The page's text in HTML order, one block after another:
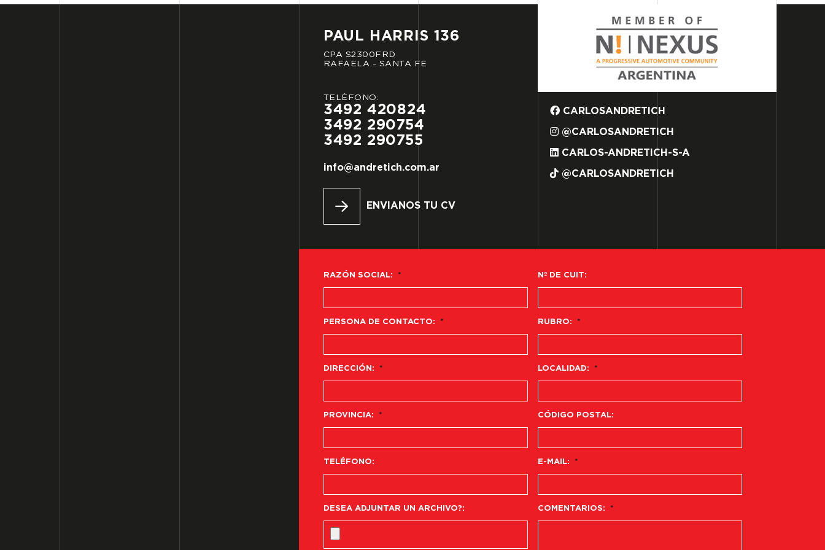
PAUL HARRIS 136
CPA S2300FRD
RAFAELA - SANTA FE
TELÉFONO:
3492 420824
3492 290754
3492 290755
info@andretich.com.ar
ENVIANOS TU CV
CARLOSANDRETICH
@CARLOSANDRETICH
CARLOS-ANDRETICH-S-A
@CARLOSANDRETICH
RAZÓN SOCIAL: * Nº DE CUIT:
PERSONA DE CONTACTO: * RUBRO: *
DIRECCIÓN: * LOCALIDAD: *
PROVINCIA: * CÓDIGO POSTAL:
TELÉFONO: E-MAIL: *
DESEA ADJUNTAR UN ARCHIVO?: COMENTARIOS: *